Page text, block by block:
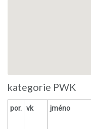
kategorie PWK
por. vk jméno